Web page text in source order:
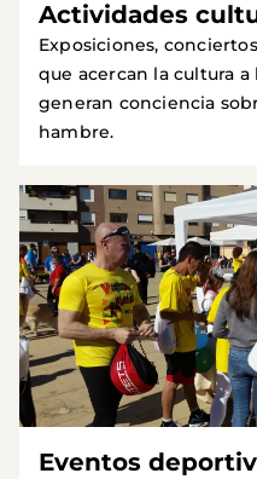
Actividades
Exposiciones,
que acercan la cultura
generan conciencia
hambre.
Eventos